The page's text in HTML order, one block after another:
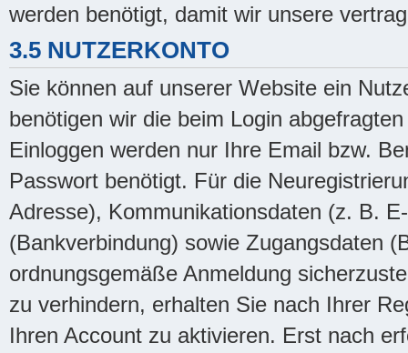
werden benötigt, damit wir unsere
3.5 NUTZERKONTO
Sie können auf unserer Website ein
benötigen wir die beim Login
Einloggen werden nur Ihre Email bzw.
Passwort benötigt. Für die
Adresse), Kommunikationsdaten (z. B.
(Bankverbindung) sowie Zugangsdaten
ordnungsgemäße Anmeldung
zu verhindern, erhalten Sie nach Ihrer
Ihren Account zu aktivieren. Erst nach